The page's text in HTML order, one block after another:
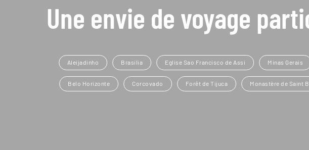
Une envie de voyage
Aleijadinho Brasilia Eglise Sao Francisco de Assi Minas Gerais
Belo Horizonte Corcovado Forêt de Tijuca Monastère de Saint